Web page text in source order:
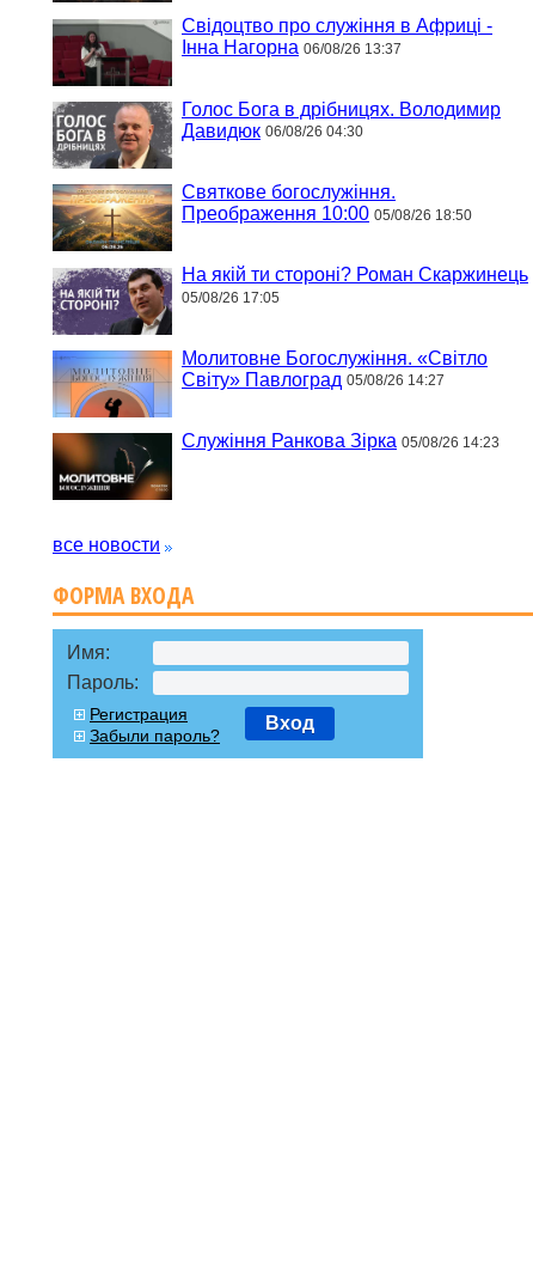
Свідоцтво про служіння в Африці -
Інна Нагорна 06/08/26 13:37
Голос Бога в дрібницях. Володимир
Давидюк 06/08/26 04:30
Святкове богослужіння.
Преображення 10:00 05/08/26 18:50
На якій ти стороні? Роман Скаржинець
05/08/26 17:05
Молитовне Богослужіння. «Світло
Світу» Павлоград 05/08/26 14:27
Служіння Ранкова Зірка 05/08/26 14:23
все новости
ФОРМА ВХОДА
Имя:
Пароль:
Регистрация
Забыли пароль?
Вход